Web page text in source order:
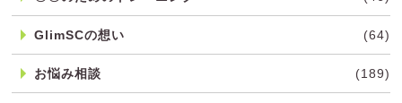
GlimSCの想い (64)
お悩み相談 (189)